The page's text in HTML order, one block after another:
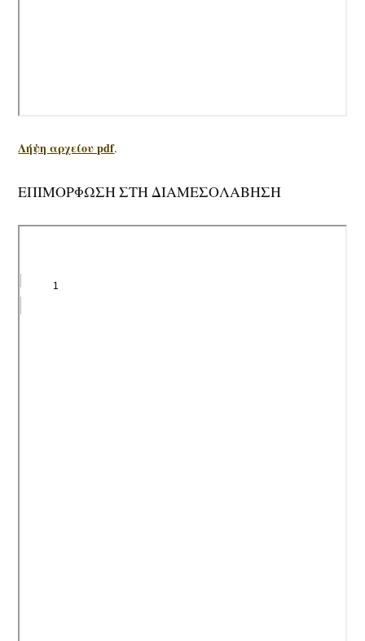
Λήψη αρχείου pdf.
ΕΠΙΜΟΡΦΩΣΗ ΣΤΗ ΔΙΑΜΕΣΟΛΑΒΗΣΗ